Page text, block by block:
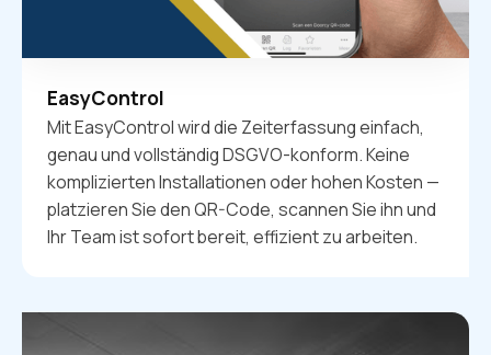
EasyControl
Mit EasyControl wird die Zeiterfassung einfach,
genau und vollständig DSGVO-konform. Keine
komplizierten Installationen oder hohen Kosten —
platzieren Sie den QR-Code, scannen Sie ihn und
Ihr Team ist sofort bereit, effizient zu arbeiten.